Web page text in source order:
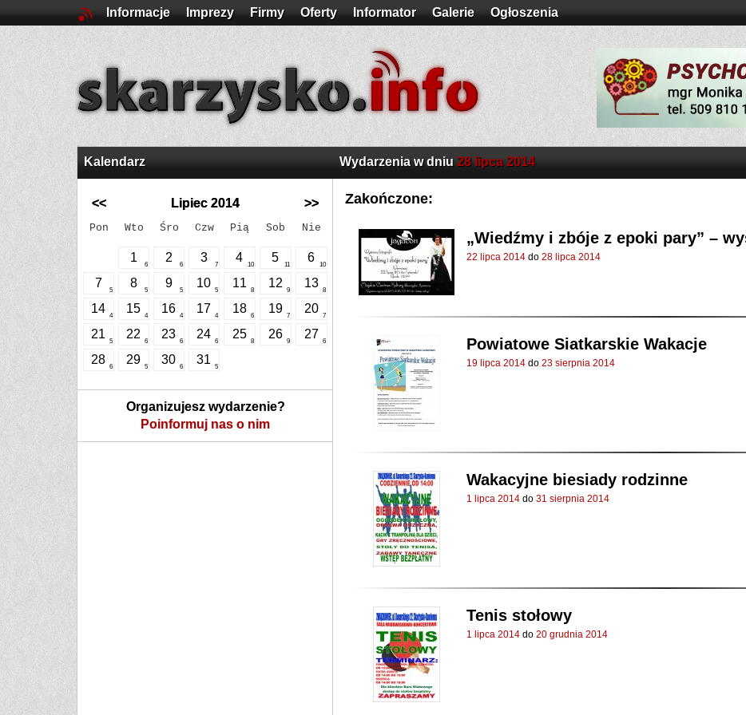
Informacje Imprezy Firmy Oferty Informator Galerie Ogłoszenia
Kalendarz
<< Lipiec 2014 >>
Pon Wto Śro Czw Pią Sob Nie
1
6
2
6
3
7
4
10
5
11
6
10
7
5
8
5
9
5
10
5
11
8
12
9
13
8
14
4
15
4
16
4
17
4
18
6
19
7
20
7
21
5
22
6
23
6
24
6
25
8
26
9
27
6
28
6
29
5
30
6
31
5
Organizujesz wydarzenie?
Poinformuj nas o nim
Wydarzenia w dniu 28 lipca 2014
Zakończone:
„Wiedźmy i zbóje z epoki pary” –
22 lipca 2014 do 28 lipca 2014
Powiatowe Siatkarskie Wakacje
19 lipca 2014 do 23 sierpnia 2014
Wakacyjne biesiady rodzinne
1 lipca 2014 do 31 sierpnia 2014
Tenis stołowy
1 lipca 2014 do 20 grudnia 2014